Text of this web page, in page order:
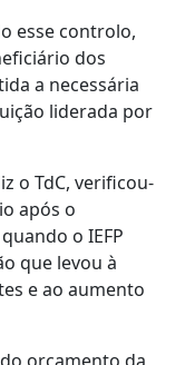
esse controlo,
dos
a necessária
liderada por
o TdC, verificou-
após o
o IEFP
que levou à
e ao aumento